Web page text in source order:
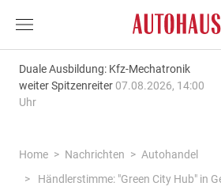
Duale Ausbildung: Kfz-Mechatronik
weiter Spitzenreiter 07.08.2026, 14:00
Uhr
Home Nachrichten
Autohandel
Händlerstimme: "Green City Hub" in